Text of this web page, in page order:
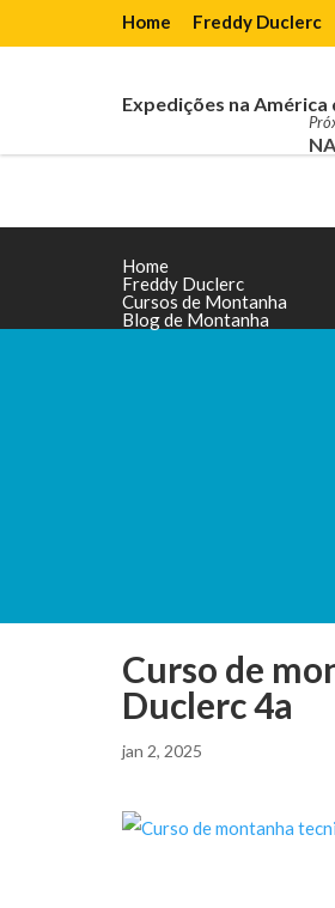
Home Freddy Duclerc
Expedições na América
Home
Freddy Duclerc
Cursos de Montanha
Blog de Montanha
Curso de
Duclerc 4a
jan 2, 2025